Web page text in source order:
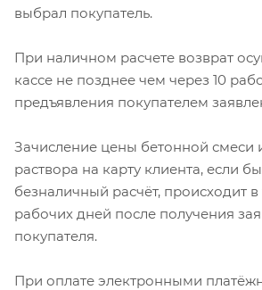
выбрал покупатель.
При наличном расчете возврат
кассе не позднее чем через 10
предъявления покупателем
Зачисление цены бетонной смеси
раствора на карту клиента, если
безналичный расчёт, происходит в
рабочих дней после получения
покупателя.
При оплате электронными